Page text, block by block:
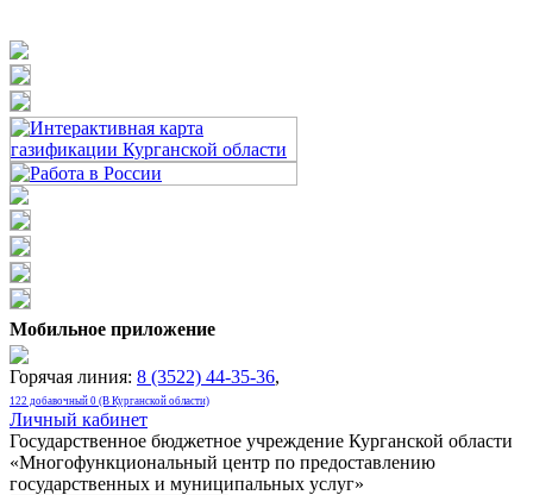
Мобильное приложение
Горячая линия: 8 (3522) 44-35-36,
122 добавочный 0 (В Курганской области)
Личный кабинет
Государственное бюджетное учреждение Курганской области
«Многофункциональный центр по предоставлению
государственных и муниципальных услуг»